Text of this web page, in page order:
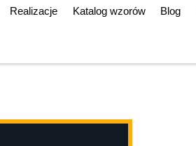
Realizacje Katalog wzorów Blog